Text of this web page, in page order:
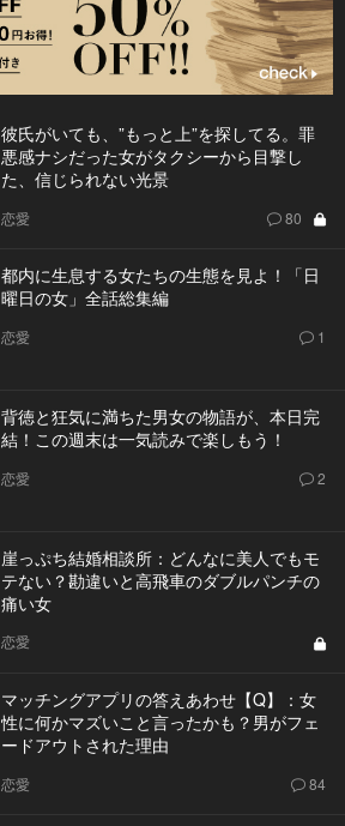
彼氏がいても、”もっと上”を探してる。罪
悪感ナシだった女がタクシーから目撃し
た、信じられない光景
恋愛 80
都内に生息する女たちの生態を見よ！「日
曜日の女」全話総集編
恋愛 1
背徳と狂気に満ちた男女の物語が、本日完
結！この週末は一気読みで楽しもう！
恋愛 2
崖っぷち結婚相談所：どんなに美人でもモ
テない？勘違いと高飛車のダブルパンチの
痛い女
恋愛
マッチングアプリの答えあわせ【Q】：女
性に何かマズいこと言ったかも？男がフェ
ードアウトされた理由
恋愛 84